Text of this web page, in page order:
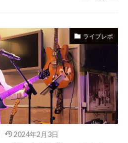
ライブレポ
2024年2月3日